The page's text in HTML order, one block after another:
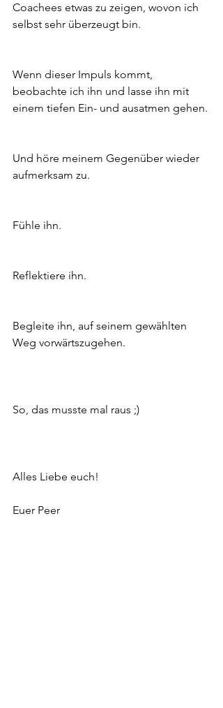
Coachees etwas zu zeigen, wovon ich
selbst sehr überzeugt bin.
Wenn dieser Impuls kommt,
beobachte ich ihn und lasse ihn mit
einem tiefen Ein- und ausatmen gehen.
Und höre meinem Gegenüber wieder
aufmerksam zu.
Fühle ihn.
Reflektiere ihn.
Begleite ihn, auf seinem gewählten
Weg vorwärtszugehen.
So, das musste mal raus ;)
Alles Liebe euch!
Euer Peer